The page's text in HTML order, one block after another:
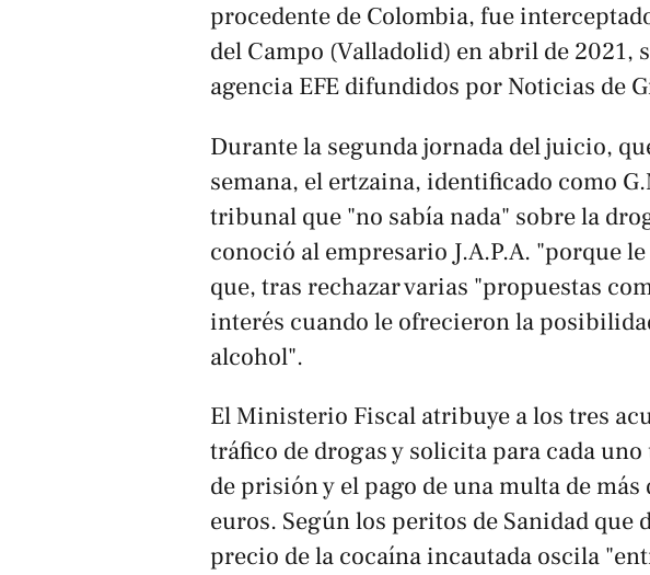
procedente de Colombia, fue
del Campo (Valladolid) en abril de 2021,
agencia EFE difundidos por Noticias de
Durante la segunda jornada del juicio,
semana, el ertzaina, identificado como
tribunal que "no sabía nada" sobre la
conoció al empresario J.A.P.A. "porque
que, tras rechazar varias "propuestas
interés cuando le ofrecieron la
alcohol".
El Ministerio Fiscal atribuye a los tres
tráfico de drogas y solicita para cada uno
de prisión y el pago de una multa de
euros. Según los peritos de Sanidad que
precio de la cocaína incautada oscila